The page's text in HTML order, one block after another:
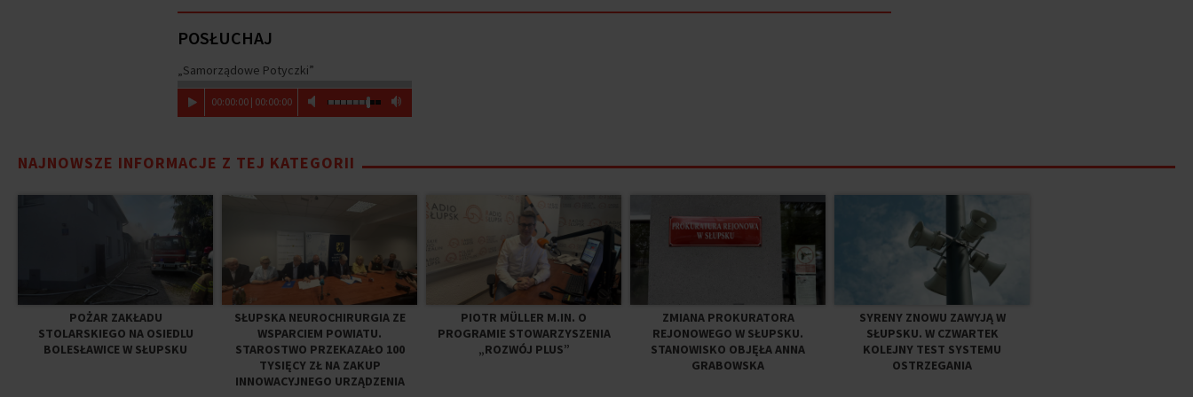
POSŁUCHAJ
„Samorządowe Potyczki”
00:00:00| 00:00:00
NAJNOWSZE INFORMACJE Z TEJ KATEGORII
POŻAR ZAKŁADU
STOLARSKIEGO NA OSIEDLU
BOLESŁAWICE W SŁUPSKU
SŁUPSKA NEUROCHIRURGIA ZE
WSPARCIEM POWIATU.
STAROSTWO PRZEKAZAŁO 100
TYSIĘCY ZŁ NA ZAKUP
INNOWACYJNEGO URZĄDZENIA
PIOTR MÜLLER M.IN. O
PROGRAMIE STOWARZYSZENIA
„ROZWÓJ PLUS”
ZMIANA PROKURATORA
REJONOWEGO W SŁUPSKU.
STANOWISKO OBJĘŁA ANNA
GRABOWSKA
SYRENY ZNOWU ZAWYJĄ W
SŁUPSKU. W CZWARTEK
KOLEJNY TEST SYSTEMU
OSTRZEGANIA